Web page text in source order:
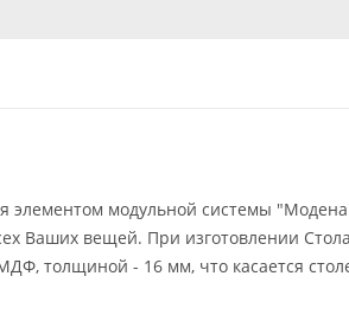
элементом модульной системы
Ваших вещей. При изготовлении
толщиной - 16 мм, что касается